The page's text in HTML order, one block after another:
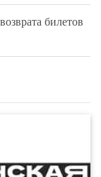
билетов